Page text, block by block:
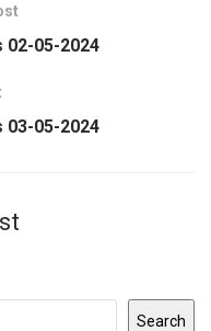
02-05-2024
03-05-2024
Search